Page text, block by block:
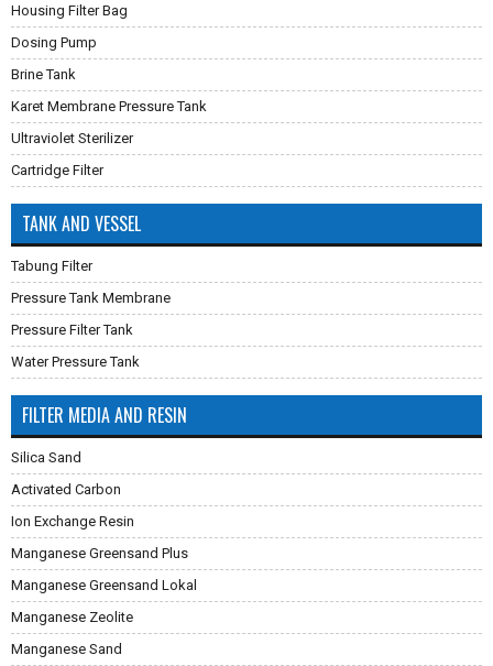
Housing Filter Bag
Dosing Pump
Brine Tank
Karet Membrane Pressure Tank
Ultraviolet Sterilizer
Cartridge Filter
TANK AND VESSEL
Tabung Filter
Pressure Tank Membrane
Pressure Filter Tank
Water Pressure Tank
FILTER MEDIA AND RESIN
Silica Sand
Activated Carbon
Ion Exchange Resin
Manganese Greensand Plus
Manganese Greensand Lokal
Manganese Zeolite
Manganese Sand